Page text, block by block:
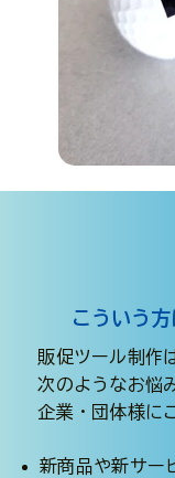
こういう
販促ツール制作
次のようなお悩
企業・団体様に
新商品や新サー